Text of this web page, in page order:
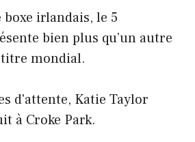
boxe irlandais, le 5
bien plus qu’un autre
mondial.
d'attente, Katie Taylor
à Croke Park.